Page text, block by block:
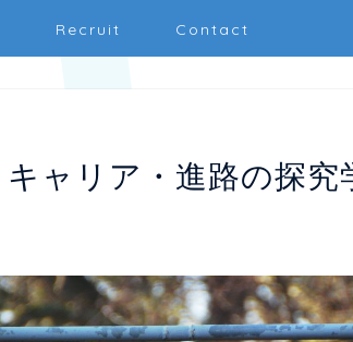
Recruit Contact
キャリア・進路の探究